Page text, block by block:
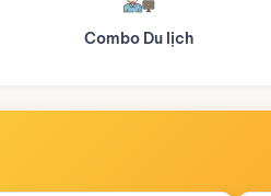
Tour Doanh Nghiệp